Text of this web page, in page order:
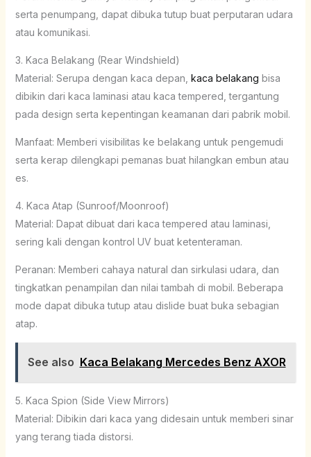
serta penumpang, dapat dibuka tutup buat perputaran udara
atau komunikasi.
3. Kaca Belakang (Rear Windshield)
Material: Serupa dengan kaca depan, kaca belakang bisa
dibikin dari kaca laminasi atau kaca tempered, tergantung
pada design serta kepentingan keamanan dari pabrik mobil.
Manfaat: Memberi visibilitas ke belakang untuk pengemudi
serta kerap dilengkapi pemanas buat hilangkan embun atau
es.
4. Kaca Atap (Sunroof/Moonroof)
Material: Dapat dibuat dari kaca tempered atau laminasi,
sering kali dengan kontrol UV buat ketenteraman.
Peranan: Memberi cahaya natural dan sirkulasi udara, dan
tingkatkan penampilan dan nilai tambah di mobil. Beberapa
mode dapat dibuka tutup atau dislide buat buka sebagian
atap.
See also Kaca Belakang Mercedes Benz AXOR
5. Kaca Spion (Side View Mirrors)
Material: Dibikin dari kaca yang didesain untuk memberi sinar
yang terang tiada distorsi.